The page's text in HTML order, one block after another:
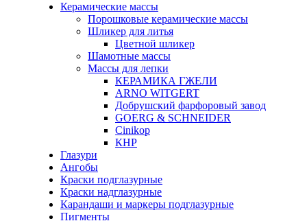
Керамические массы
Порошковые керамические массы
Шликер для литья
Цветной шликер
Шамотные массы
Массы для лепки
КЕРАМИКА ГЖЕЛИ
ARNO WITGERT
Добрушский фарфоровый завод
GOERG & SCHNEIDER
Cinikop
КНР
Глазури
Ангобы
Краски подглазурные
Краски надглазурные
Карандаши и маркеры подглазурные
Пигменты